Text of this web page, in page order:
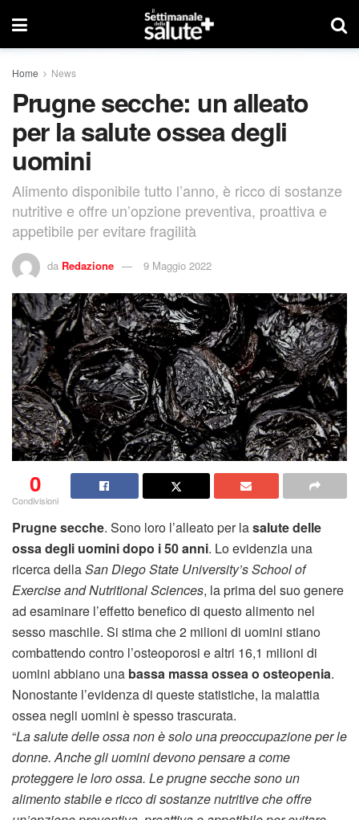
Home News
Prugne secche: un alleato
per la salute ossea degli
uomini
Alimento disponibile tutto l’anno, è ricco di sostanze
nutritive e offre un’opzione preventiva, proattiva e
appetibile per evitare fragilità
da Redazione 9 Maggio 2022
0
Condivisioni
Prugne secche. Sono loro l’alleato per lasalute delle
ossa degli uomini dopo i 50 anni. Lo evidenzia una
ricerca dellaSan Diego State University’s School of
Exercise and Nutritional Sciences, la prima del suo genere
ad esaminare l’effetto benefico di questo alimento nel
sesso maschile. Si stima che 2 milioni di uomini stiano
combattendo contro l’osteoporosi e altri 16,1 milioni di
uomini abbiano una bassa massa ossea o osteopenia.
Nonostante l’evidenza di queste statistiche, la malattia
ossea negli uomini è spesso trascurata.
“La salute delle ossa non è solo una preoccupazione per le
donne. Anche gli uomini devono pensare a come
proteggere le loro ossa. Le prugne secche sono un
alimento stabile e ricco di sostanze nutritive che offre